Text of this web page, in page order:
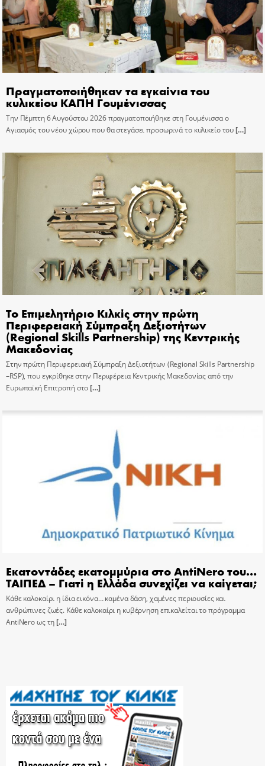
Πραγματοποιήθηκαν τα εγκαίνια του
κυλικείου ΚΑΠΗ Γουμένισσας
Την Πέμπτη 6 Αυγούστου 2026 πραγματοποιήθηκε στη Γουμένισσα ο
Αγιασμός του νέου χώρου που θα στεγάσει προσωρινά το κυλικείο του[…]
Το Επιμελητήριο Κιλκίς στην πρώτη
Περιφερειακή Σύμπραξη Δεξιοτήτων
(Regional Skills Partnership) της Κεντρικής
Μακεδονίας
Στην πρώτη Περιφερειακή Σύμπραξη Δεξιοτήτων (Regional Skills Partnership
–RSP), που εγκρίθηκε στην Περιφέρεια Κεντρικής Μακεδονίας από την
Ευρωπαϊκή Επιτροπή στο[…]
Εκατοντάδες εκατομμύρια στο AntiNero του…
ΤΑΙΠΕΔ – Γιατί η Ελλάδα συνεχίζει να καίγεται;
Κάθε καλοκαίρι η ίδια εικόνα… καμένα δάση, χαμένες περιουσίες και
ανθρώπινες ζωές. Κάθε καλοκαίρι η κυβέρνηση επικαλείται το πρόγραμμα
AntiNero ως τη[…]